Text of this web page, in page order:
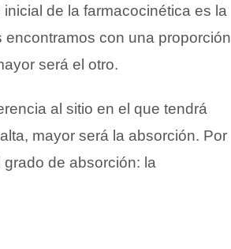
de la farmacocinética es la
encontramos con una proporción
será el otro.
al sitio en el que tendrá
mayor será la absorción. Por
de absorción: la